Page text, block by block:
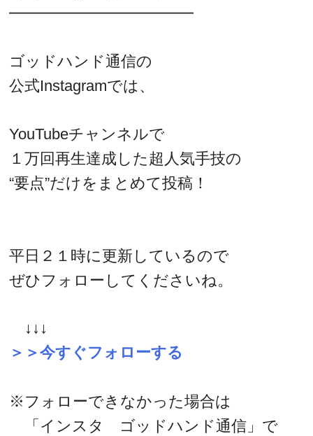
━━━━━━━━━━━━
ゴッドハンド通信の
公式Instagramでは、
YouTubeチャンネルで
１万回再生達成した超人気手技の
“要点”だけをまとめて投稿！
平日２１時に更新しているので
ぜひフォローしてくださいね。
↓↓↓
＞＞今すぐフォローする
※フォローできなかった場合は
「インスタ ゴッドハンド通信」で